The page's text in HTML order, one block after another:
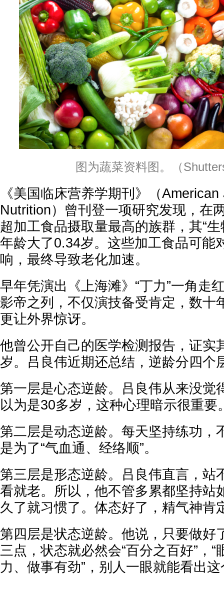
图为蔬菜资料图。（
《美国临床营养学期刊》（
Nutrition）曾刊登一项研究发现，在
超加工食品摄取量最高的族群，其“
年龄大了0.34岁。这些加工食品可能
响，最终导致老化加速。
早年凭演出《上海滩》“丁力”一角走
影帝之列，不仅演技备受肯定，数十
更让外界惊讶。
他曾公开自己的医学检测报告，证实
岁。吕良伟近期还总结，逆龄分四个
第一层是心态逆龄。吕良伟从来没觉
以为是30多岁，这种心理暗示很重要
第二层是动态逆龄。每天坚持练功，
是为了“气血通、经络顺”。
第三层是形态逆龄。吕良伟直言，站
看就老。所以，他不管多累都坚持站
久了就习惯了。体态好了，精气神肯
第四层是状态逆龄。他说，只要做好
三点，状态就必然会“百分之百好”，
力、做事有劲”，别人一眼就能看出